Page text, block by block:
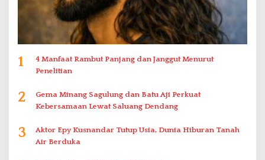
1
4 Manfaat Rambut Panjang dan Janggut Menurut
Penelitian
2
Gema Minang Sagulung dan Batu Aji Perkuat
Kebersamaan Lewat Saluang Dendang
3
Aktor Epy Kusnandar Tutup Usia, Dunia Hiburan Tanah
Air Berduka